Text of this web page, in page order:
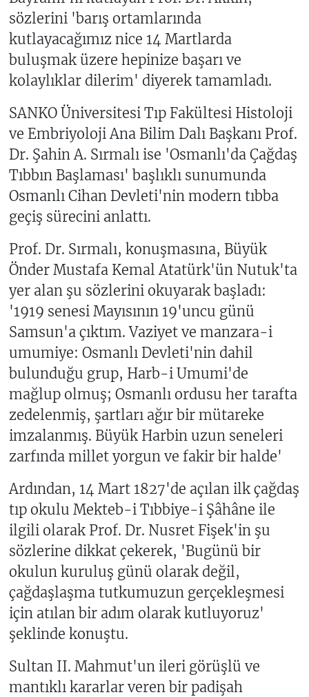
sözlerini 'barış ortamlarında
kutlayacağımız nice 14 Martlarda
buluşmak üzere hepinize başarı ve
kolaylıklar dilerim' diyerek tamamladı.
SANKO Üniversitesi Tıp Fakültesi Histoloji
ve Embriyoloji Ana Bilim Dalı Başkanı Prof.
Dr. Şahin A. Sırmalı ise 'Osmanlı'da Çağdaş
Tıbbın Başlaması' başlıklı sunumunda
Osmanlı Cihan Devleti'nin modern tıbba
geçiş sürecini anlattı.
Prof. Dr. Sırmalı, konuşmasına, Büyük
Önder Mustafa Kemal Atatürk'ün Nutuk'ta
yer alan şu sözlerini okuyarak başladı:
'1919 senesi Mayısının 19'uncu günü
Samsun'a çıktım. Vaziyet ve manzara-i
umumiye: Osmanlı Devleti'nin dahil
bulunduğu grup, Harb-i Umumi'de
mağlup olmuş; Osmanlı ordusu her tarafta
zedelenmiş, şartları ağır bir mütareke
imzalanmış. Büyük Harbin uzun seneleri
zarfında millet yorgun ve fakir bir halde'
Ardından, 14 Mart 1827'de açılan ilk çağdaş
tıp okulu Mekteb-i Tıbbiye-i Şâhâne ile
ilgili olarak Prof. Dr. Nusret Fişek'in şu
sözlerine dikkat çekerek, 'Bugünü bir
okulun kuruluş günü olarak değil,
çağdaşlaşma tutkumuzun gerçekleşmesi
için atılan bir adım olarak kutluyoruz'
şeklinde konuştu.
Sultan II. Mahmut'un ileri görüşlü ve
mantıklı kararlar veren bir padişah